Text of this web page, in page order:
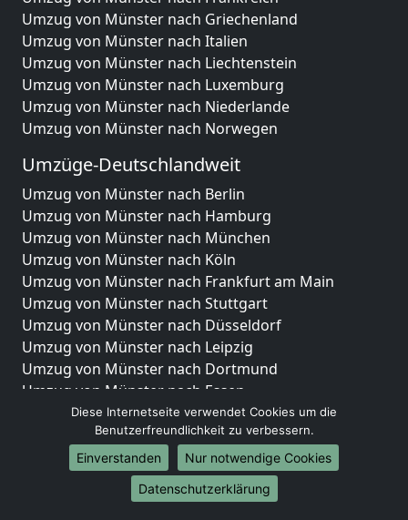
Umzug von Münster nach Griechenland
Umzug von Münster nach Italien
Umzug von Münster nach Liechtenstein
Umzug von Münster nach Luxemburg
Umzug von Münster nach Niederlande
Umzug von Münster nach Norwegen
Umzüge-Deutschlandweit
Umzug von Münster nach Berlin
Umzug von Münster nach Hamburg
Umzug von Münster nach München
Umzug von Münster nach Köln
Umzug von Münster nach Frankfurt am Main
Umzug von Münster nach Stuttgart
Umzug von Münster nach Düsseldorf
Umzug von Münster nach Leipzig
Umzug von Münster nach Dortmund
Umzug von Münster nach Essen
Umzug von Münster nach Bremen
Umzug von Münster nach Dresden
Umzug von Münster nach Hannover
Umzug von Münster nach Nürnberg
Umzug von Münster nach Duisburg
Diese Internetseite verwendet Cookies um die
Benutzerfreundlichkeit zu verbessern.
Einverstanden
Nur notwendige Cookies
Datenschutzerklärung